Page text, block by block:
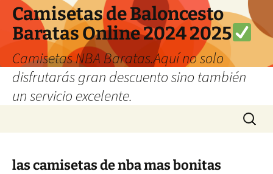
Camisetas de Baloncesto
Baratas Online 2024 2025
Camisetas NBA Baratas.Aquí no solo
disfrutarás gran descuento sino también
un servicio excelente.
Buscar:
las camisetas de nba mas bonitas